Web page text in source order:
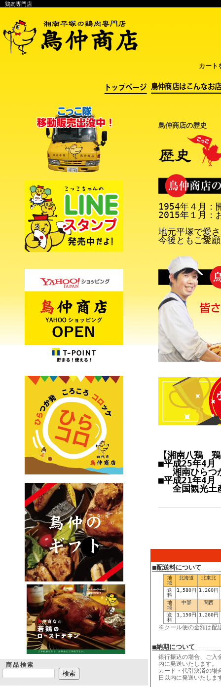
鶏肉専門店
カート
商品検索
鳥仲商店の歴史
1954年４月：
2015年１月：
地元平塚で愛
今後ともご愛
【湘南八鶏
■平成25年4月
湘南ひらつ
■平成21年4月
全国観光土
■配送料について
地
域
北海道 北東北
送
料
1,580円 1,260円
地
域
中部 関西
送
料
1,150円 1,260円
※クール便の金額は配
■納期について
銀行振込の場合、ご入
内に発送いたします。
カード・代引決済の場
日以内に発送いたしま